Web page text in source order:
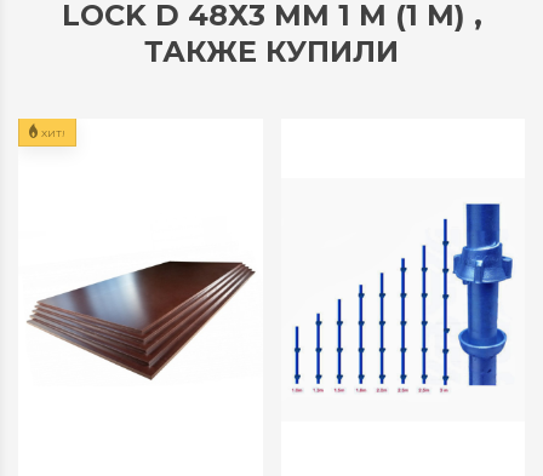
LOCK D 48Х3 ММ 1 М (1 М) ,
ТАКЖЕ КУПИЛИ
ХИТ!